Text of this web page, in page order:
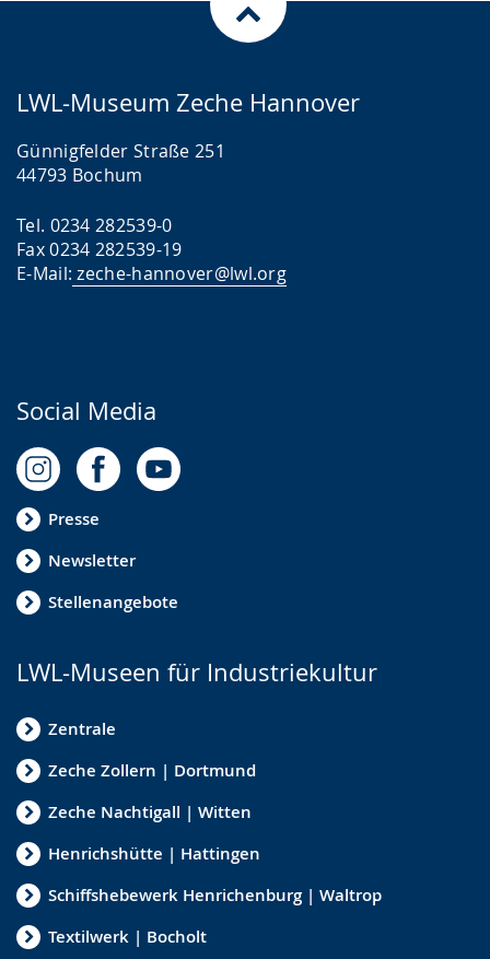
LWL-Museum Zeche Hannover
Günnigfelder Straße 251
44793 Bochum
Tel. 0234 282539-0
Fax 0234 282539-19
E-Mail: zeche-hannover@lwl.org
Social Media
Presse
Newsletter
Stellenangebote
LWL-Museen für Industriekultur
Zentrale
Zeche Zollern | Dortmund
Zeche Nachtigall | Witten
Henrichshütte | Hattingen
Schiffshebewerk Henrichenburg | Waltrop
Textilwerk | Bocholt